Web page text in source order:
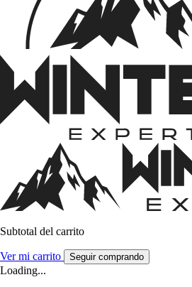
Subtotal del carrito
Ver mi carrito Seguir comprando
Loading...